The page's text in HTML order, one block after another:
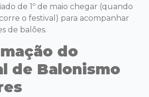
de 1º de maio chegar (quando
o festival) para acompanhar
de balões.
do
de Balonismo